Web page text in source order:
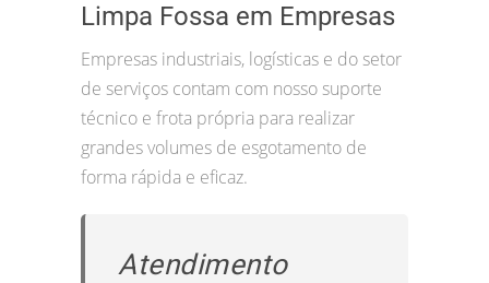
Limpa Fossa em Empresas
Empresas industriais, logísticas e do setor
de serviços contam com nosso suporte
técnico e frota própria para realizar
grandes volumes de esgotamento de
forma rápida e eficaz.
Atendimento